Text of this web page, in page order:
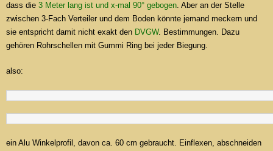
dass die 3 Meter lang ist und x-mal 90° gebogen. Aber an der Stelle
zwischen 3-Fach Verteiler und dem Boden könnte jemand meckern und
sie entspricht damit nicht exakt den DVGW. Bestimmungen. Dazu
gehören Rohrschellen mit Gummi Ring bei jeder Biegung.
also:
ein Alu Winkelprofil, davon ca. 60 cm gebraucht. Einflexen, abschneiden